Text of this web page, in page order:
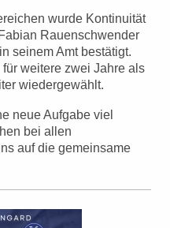
wurde Kontinuität
Rauenschwender
seinem Amt bestätigt.
weitere zwei Jahre als
wiedergewählt.
neue Aufgabe viel
bei allen
auf die gemeinsame